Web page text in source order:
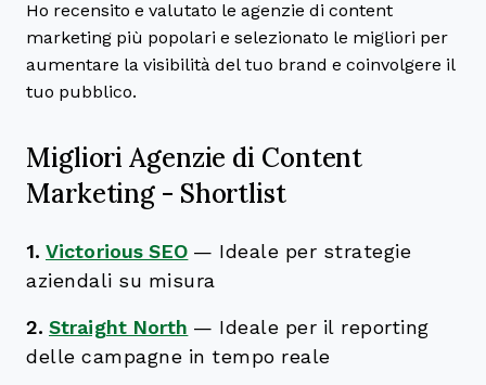
Ho recensito e valutato le agenzie di content
marketing più popolari e selezionato le migliori per
aumentare la visibilità del tuo brand e coinvolgere il
tuo pubblico.
Migliori Agenzie di Content
Marketing - Shortlist
1. Victorious SEO — Ideale per strategie
aziendali su misura
2. Straight North — Ideale per il reporting
delle campagne in tempo reale